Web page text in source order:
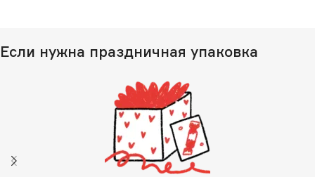
Если нужна праздничная упаковка